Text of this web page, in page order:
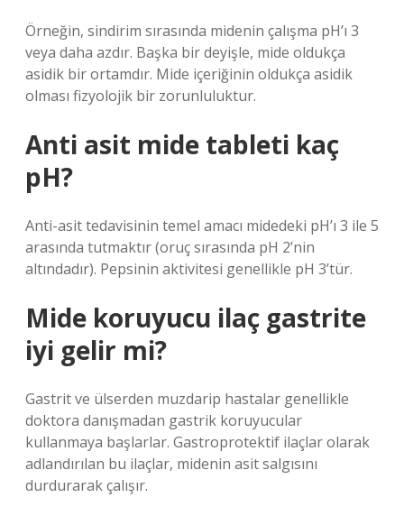
Örneğin, sindirim sırasında midenin çalışma pH’ı 3
veya daha azdır. Başka bir deyişle, mide oldukça
asidik bir ortamdır. Mide içeriğinin oldukça asidik
olması fizyolojik bir zorunluluktur.
Anti asit mide tableti kaç
pH?
Anti-asit tedavisinin temel amacı midedeki pH’ı 3 ile 5
arasında tutmaktır (oruç sırasında pH 2’nin
altındadır). Pepsinin aktivitesi genellikle pH 3’tür.
Mide koruyucu ilaç gastrite
iyi gelir mi?
Gastrit ve ülserden muzdarip hastalar genellikle
doktora danışmadan gastrik koruyucular
kullanmaya başlarlar. Gastroprotektif ilaçlar olarak
adlandırılan bu ilaçlar, midenin asit salgısını
durdurarak çalışır.